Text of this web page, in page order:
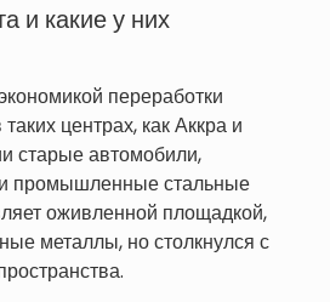
и какие у них
переработки
центрах, как Аккра и
старые автомобили,
промышленные стальные
оживленной площадкой,
металлы, но столкнулся с